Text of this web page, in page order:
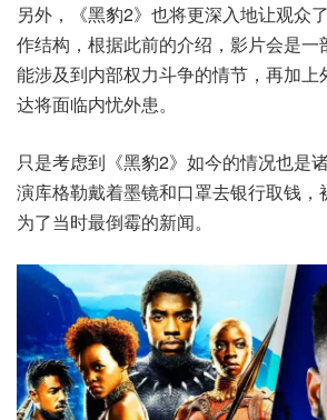
另外，《黑豹2》也将更深入地让观众
作结构，根据此前的介绍，影片会是
能涉及到内部权力斗争的情节，再加上
达将面临内忧外患。
只是考虑到《黑豹2》如今的情况也是
演库格勒戴着墨镜和口罩去银行取钱
为了当时最倒霉的新闻。